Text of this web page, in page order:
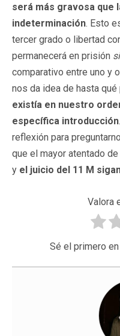
será más gravosa que
indeterminación. Esto
tercer grado o libertad
permanecerá en prisión
comparativo entre uno y
nos da idea de hasta qué
existía en nuestro
específica introducción
reflexión para
que el mayor atentado
y el juicio del 11 M
Valora
Sé el primero